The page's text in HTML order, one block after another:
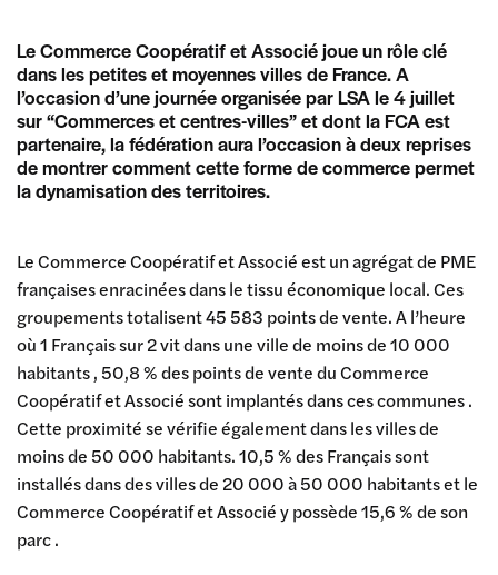
Le Commerce Coopératif et Associé joue un rôle clé
dans les petites et moyennes villes de France. A
l’occasion d’une journée organisée par LSA le 4 juillet
sur “Commerces et centres-villes” et dont la FCA est
partenaire, la fédération aura l’occasion à deux reprises
de montrer comment cette forme de commerce permet
la dynamisation des territoires.
Le Commerce Coopératif et Associé est un agrégat de PME
françaises enracinées dans le tissu économique local. Ces
groupements totalisent 45 583 points de vente. A l’heure
où 1 Français sur 2 vit dans une ville de moins de 10 000
habitants , 50,8 % des points de vente du Commerce
Coopératif et Associé sont implantés dans ces communes .
Cette proximité se vérifie également dans les villes de
moins de 50 000 habitants. 10,5 % des Français sont
installés dans des villes de 20 000 à 50 000 habitants et le
Commerce Coopératif et Associé y possède 15,6 % de son
parc .